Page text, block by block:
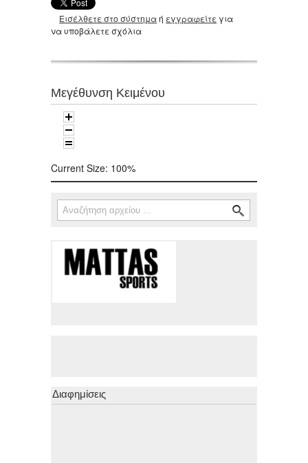
Εισέλθετε στο σύστημαή εγγραφείτε για
να υποβάλετε σχόλια
Μεγέθυνση Κειμένου
Current Size: 100%
Φόρμα αναζήτησης
Αναζήτηση
Διαφημίσεις